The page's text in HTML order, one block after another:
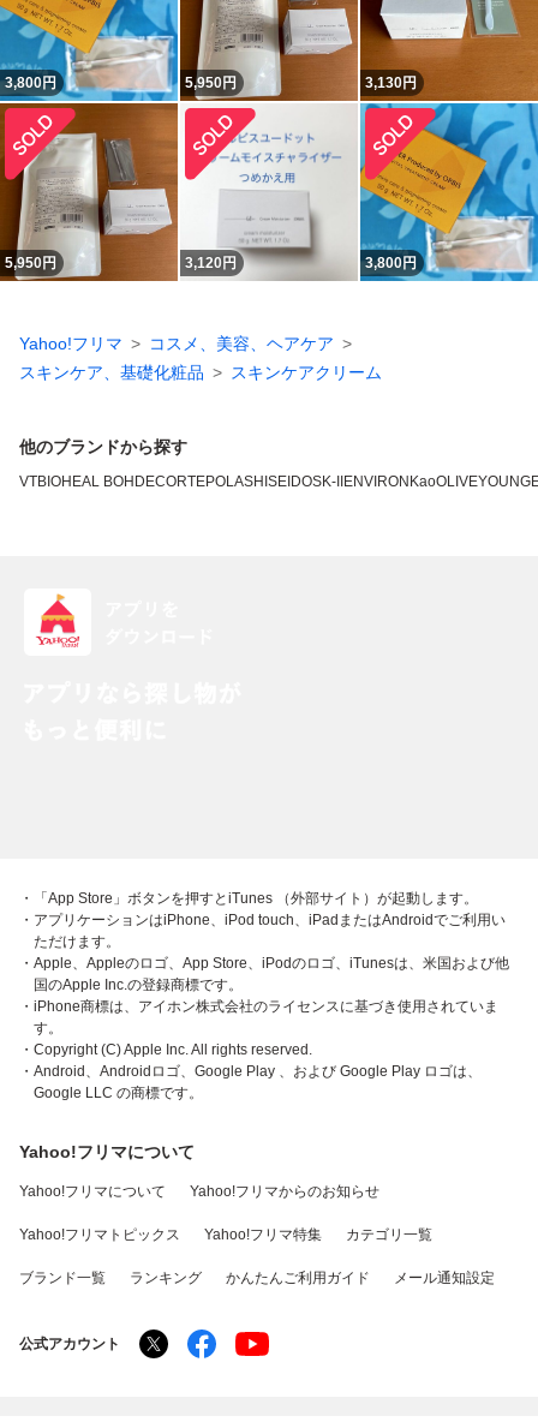
3,800円 5,950円 3,130円
5,950円 3,120 円 3,800円
Yahoo!フリマ
コスメ、美容、ヘアケア
スキンケア、基礎化粧品
スキンケアクリーム
他のブランドから探す
VTBIOHEAL BOH DECORTEPOLASHISEIDOSK-II ENVIRON KaoOLIVEYOUNG
・「App Store」ボタンを押すとiTunes （外部サイト）が起動します。
・アプリケーションはiPhone、iPod touch、iPadまたはAndroidでご利用い
ただけます。
・Apple、Appleのロゴ、App Store、iPodのロゴ、iTunesは、米国および他
国のApple Inc.の登録商標です。
・iPhone商標は、アイホン株式会社のライセンスに基づき使用されていま
す。
・Copyright (C) Apple Inc. All rights reserved.
・Android、Androidロゴ、Google Play 、および Google Play ロゴは、
Google LLC の商標です。
Yahoo!フリマについて
Yahoo!フリマについて Yahoo!フリマからのお知らせ
Yahoo!フリマトピックス Yahoo!フリマ特集 カテゴリ一覧
ブランド一覧 ランキング かんたんご利用ガイド メール通知設定
公式アカウント